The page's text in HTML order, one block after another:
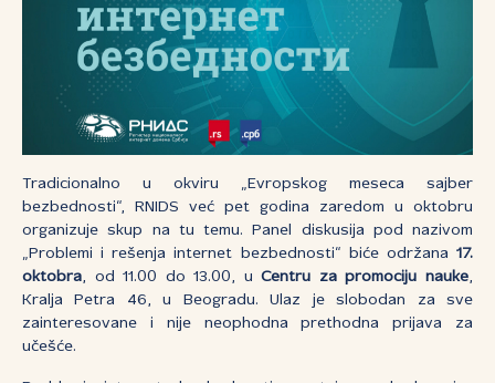
Tradicionalno u okviru „Evropskog meseca sajber
bezbednosti“, RNIDS već pet godina zaredom u oktobru
organizuje skup na tu temu. Panel diskusija pod nazivom
„Problemi i rešenja internet bezbednosti“ biće održana 17.
oktobra, od 11.00 do 13.00, uCentru za promociju nauke,
Kralja Petra 46, u Beogradu. Ulaz je slobodan za sve
zainteresovane i nije neophodna prethodna prijava za
učešće.